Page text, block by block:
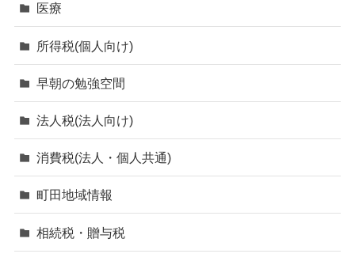
医療
所得税(個人向け)
早朝の勉強空間
法人税(法人向け)
消費税(法人・個人共通)
町田地域情報
相続税・贈与税